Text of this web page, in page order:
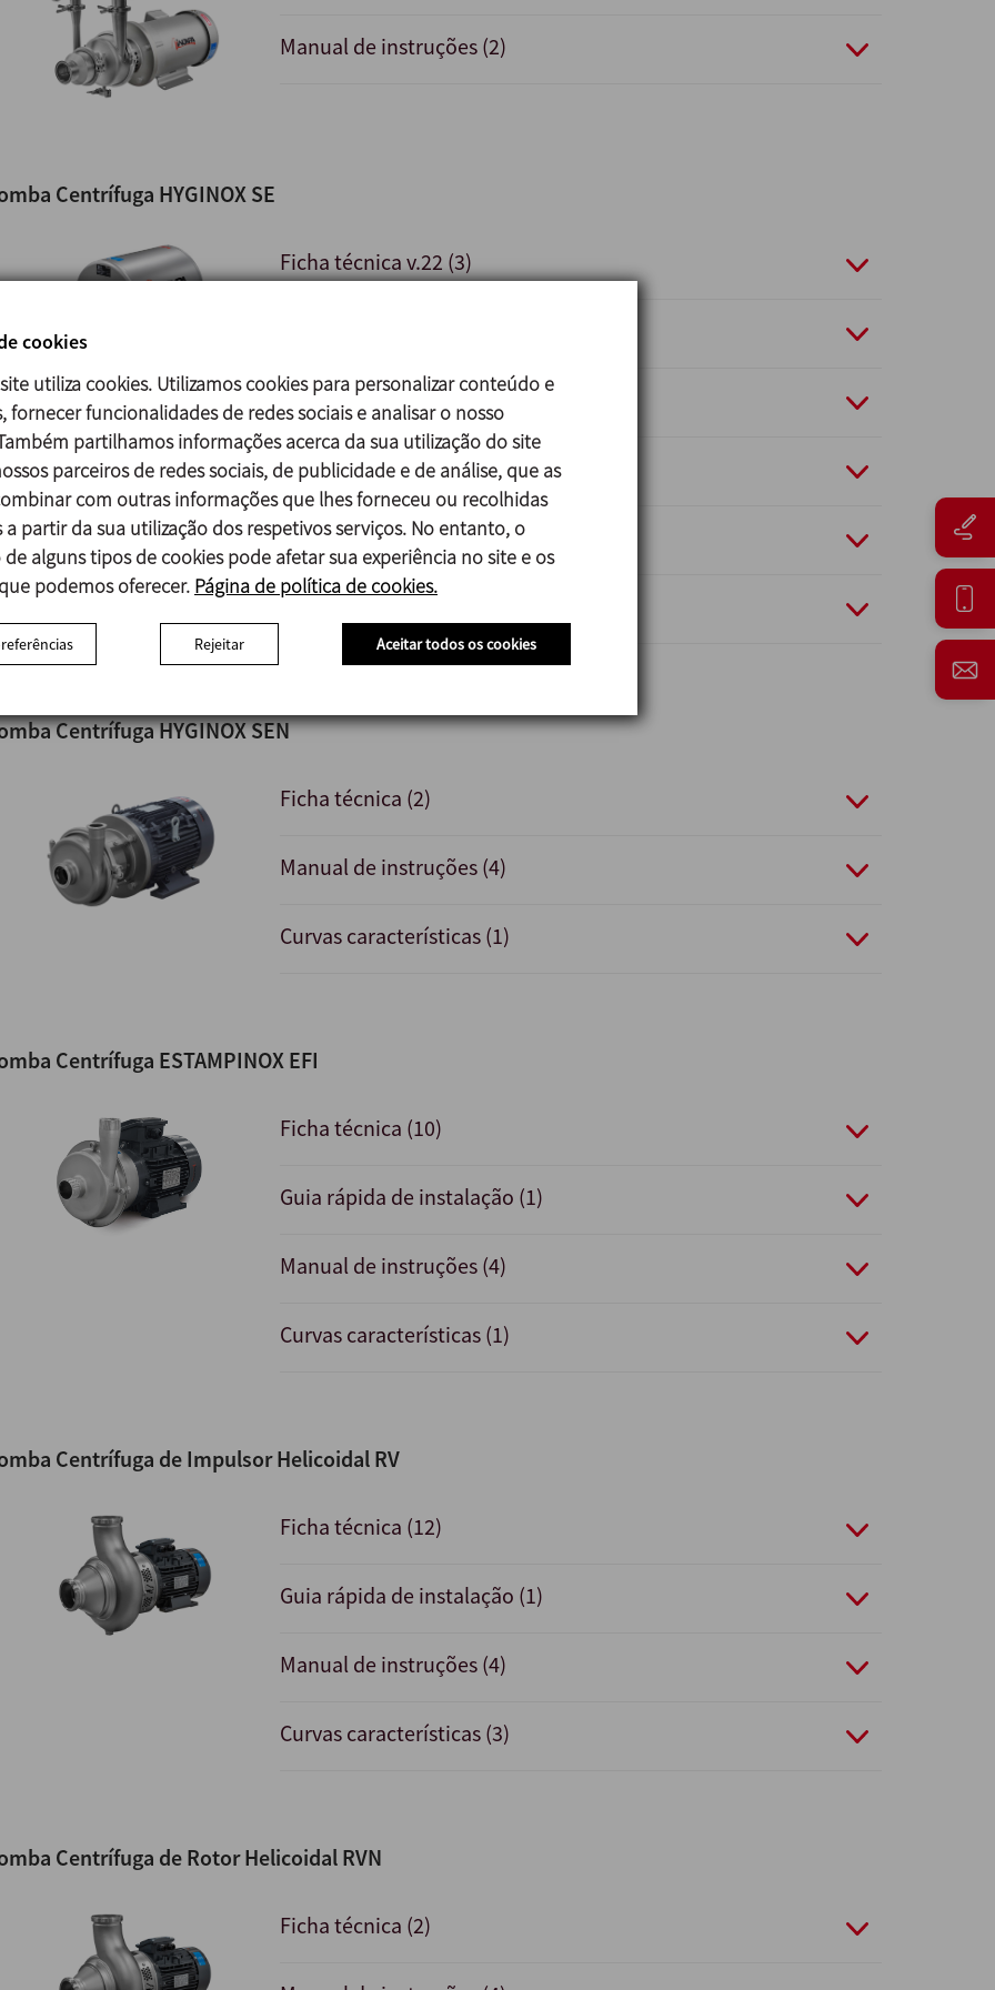
Manual de instruções (2)
Centrífuga HYGINOX SE
Ficha técnica v.22 (3)
Guia rápida de instalação (1)
Manual de instruções v.22 (8)
Manual de instruções v.17 (3)
Curvas características (1)
Centrífuga HYGINOX SEN
Ficha técnica (2)
Manual de instruções (4)
Curvas características (1)
Centrífuga ESTAMPINOX EFI
Ficha técnica (10)
Guia rápida de instalação (1)
Manual de instruções (4)
Curvas características (1)
Centrífuga de Impulsor Helicoidal RV
Ficha técnica (12)
Guia rápida de instalação (1)
Manual de instruções (4)
Curvas características (3)
Centrífuga de Rotor Helicoidal RVN
Ficha técnica (2)
cookies
utiliza cookies. Utilizamos cookies para personalizar conteúdo e
fornecer funcionalidades de redes sociais e analisar o nosso
partilhamos informações acerca da sua utilização do site
parceiros de redes sociais, de publicidade e de análise, que as
com outras informações que lhes forneceu ou recolhidas
a partir da sua utilização dos respetivos serviços. No entanto, o
alguns tipos de cookies pode afetar sua experiência no site e os
podemos oferecer. Página de política de cookies.
Rejeitar Aceitar todos os cookies